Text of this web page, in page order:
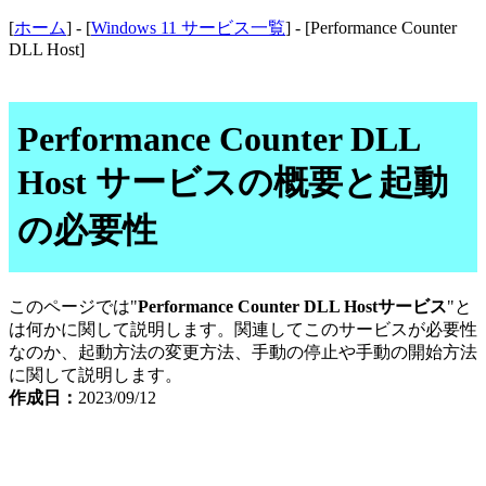
[ホーム] - [Windows 11 サービス一覧] - [Performance Counter
DLL Host]
Performance Counter DLL
Host サービスの概要と起動
の必要性
このページでは"Performance Counter DLL Hostサービス"と
は何かに関して説明します。関連してこのサービスが必要性
なのか、起動方法の変更方法、手動の停止や手動の開始方法
に関して説明します。
作成日： 2023/09/12